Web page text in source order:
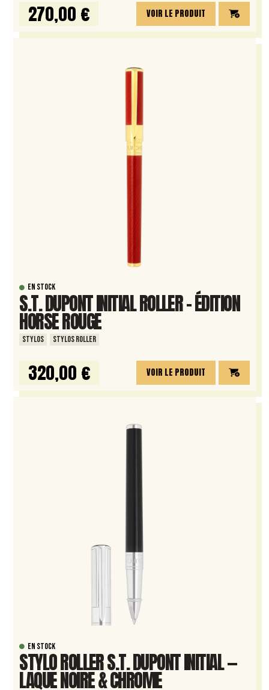
270,00 € VOIR LE PRODUIT
EN STOCK
S.T. DUPONT INITIAL ROLLER – ÉDITION
HORSE ROUGE
STYLOS STYLOS ROLLER
320,00 € VOIR LE PRODUIT
EN STOCK
STYLO ROLLER S.T. DUPONT INITIAL —
LAQUE NOIRE & CHROME